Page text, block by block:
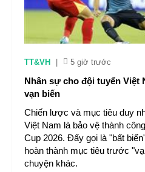
TT&VH 5 giờ trước
Nhân sự cho đội tuyển Việt
vạn biến
Chiến lược và mục tiêu duy
Việt Nam là bảo vệ thành
Cup 2026. Đấy gọi là "bất
hoàn thành mục tiêu trước
chuyện khác.